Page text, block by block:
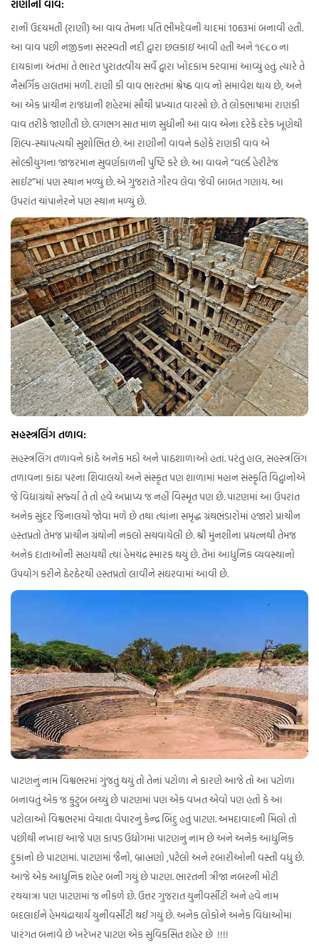
રાણીની વાવ:
રાની ઉદયમતી (રાણી) આ વાવ તેમના પતિ ભીમદેવની યાદમાં 1063માં બનાવી હતી.
આ વાવ પછી નજીકના સરસ્વતી નદી દ્વારા છલકાઇ આવી હતી અને ૧૯૮૦ ના
દાયકાના અંતમાં તે ભારત પુરાતત્વીય સર્વે દ્વારા ખોદકામ કરવામાં આવ્યું હતું. ત્યારે તે
નૈસર્ગિક હાલતમાં મળી. રાણી કી વાવ ભારતમાં શ્રેષ્ઠ વાવ નો સમાવેશ થાય છે, અને
આ એક પ્રાચીન રાજધાની શહેરમાં સૌથી પ્રખ્યાત વારસો છે. તે લોકભાષામાં રાણકી
વાવ તરીકે જાણીતી છે. લગભગ સાત માળ સુધીની આ વાવ એના દરેકે દરેક ખૂણેથી
શિલ્પ-સ્થાપત્યથી સુશોભિત છે. આ રાણીની વાવને કહોકે રાણકી વાવ એ
સોલ્કીયુગના જાજરમાન સુવર્ણકાળની પુષ્ટિ કરે છે. આ વાવને “વર્લ્ડ હેરીટેજ
સાઈટ”માં પણ સ્થાન મળ્યું છે. એ ગુજરાતે ગૌરવ લેવા જેવી બાબત ગણાય. આ
ઉપરાંત ચાંપાનેરને પણ સ્થાન મળ્યું છે.
સહસ્ત્રલિંગ તળાવ:
સહસ્ત્રલિંગ તળાવને કાંઠે અનેક મઠો અને પાઠશાળાઓ હતાં. પરંતુ હાલ, સહસ્ત્રલિંગ
તળાવના કાંઠા પરના શિવાલયો અને સંસ્‍કૃત પણ શાળામાં મહાન સંસ્‍કૃતિ વિદ્વાનોએ
જે વિદ્યાગ્રંથો સર્જ્યા તે તો હવે અપ્રાપ્‍ય જ નહીં વિસ્‍મૃત પણ છે. પાટણમાં આ ઉપરાંત
અનેક સુંદર જિનાલયો જોવા મળે છે તથા ત્‍યાંના સમૃદ્ધ ગ્રંથભંડારોમાં હજારો પ્રાચીન
હસ્‍તપ્રતો તેમજ પ્રાચીન ગ્રંથોની નકલો સચવાયેલી છે. શ્રી મુનશીના પ્રયત્‍નથી તેમજ
અનેક દાતાઓની સહાયથી ત્‍યાં હેમચંદ્ર સ્‍મારક થયું છે. તેમાં આધુનિક વ્‍યવસ્‍થાનો
ઉપયોગ કરીને ઠેરઠેરથી હસ્‍તપ્રતો લાવીને સંઘરવામાં આવી છે.
પાટણનું નામ વિશ્વભરમાં ગુંજતું થયું તો તેનાં પટોળા ને કારણે આજે તો આ પટોળા
બનાવતું એક જ કુટુંબ બચ્યું છે પાટણમાં પણ એક વખત એવો પણ હતો કે આ
પટોલાઓ વિશ્વભરમાં વેચાતા વેપારનું કેન્દ્ર બિંદુ હતું પાટણ. અમદાવાદની મિલો તો
પછીથી નખાઇ આજે પણ કાપડ ઉદ્યોગમાં પાટણનું નામ છે અને અનેક આધુનિક
દુકાનો છે પાટણમાં. પાટણમાં જૈનો, બ્રાહ્મણો ,પટેલો અને રબારીઓની વસ્તી વધુ છે.
આજે એક આધુનિક શહેર બની ગયું છે પાટણ. ભારતની ત્રીજા નબરની મોટી
રથયાત્રા પણ પાટણમાં જ નીકળે છે. ઉત્તર ગુજરાત યુનીવર્સીટી અને હવે નામ
બદલાઈને હેમચંદ્રાચાર્ય યુનીવર્સીટી થઈ ગયું છે. અનેક લોકોને અનેક વિદ્યાઓમાં
પારંગત બનાવે છે ખરેખર પાટણ એક સુવિકસિત શહેર છે !!!!